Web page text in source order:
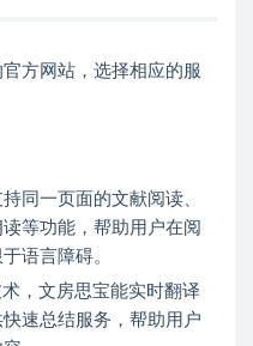
官方网站，选择相应的服
持同一页面的文献阅读、
等功能，帮助用户在阅
语言障碍。
，文房思宝能实时翻译
速总结服务，帮助用户